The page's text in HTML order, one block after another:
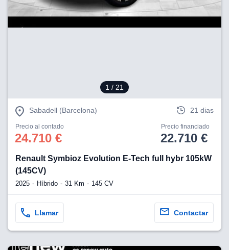
1 / 21
Sabadell (Barcelona) 21 dias
Precio al contado
24.710 €
Precio financiado
22.710 €
Renault Symbioz Evolution E-Tech full hybr 105kW
(145CV)
2025 Híbrido 31 Km 145 CV
Llamar Contactar